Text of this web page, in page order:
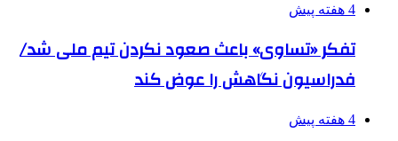
4 هفته پیش
تفکر «تساوی» باعث صعود نکردن تیم ملی شد/
فدراسیون نگاهش را عوض کند
4 هفته پیش